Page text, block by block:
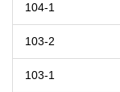
104-1
103-2
103-1